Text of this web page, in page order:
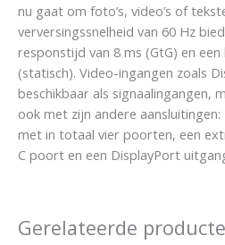
nu gaat om foto’s, video’s of
verversingssnelheid van 60 Hz
responstijd van 8 ms (GtG) en
(statisch). Video-ingangen zoals
beschikbaar als signaalingangen,
ook met zijn andere
met in totaal vier poorten, een
C poort en een DisplayPort
Gerelateerde